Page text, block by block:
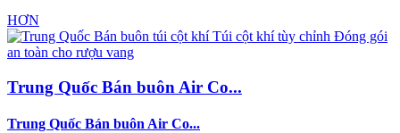
HƠN
Trung Quốc Bán buôn Air Co...
Trung Quốc Bán buôn Air Co...